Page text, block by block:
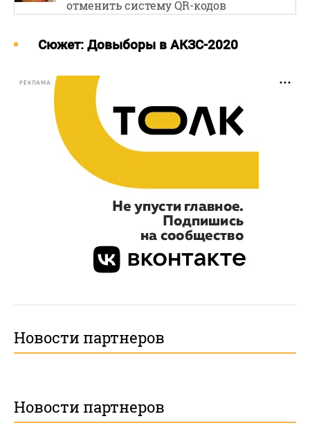
отменить систему QR-кодов
Cюжет: Довыборы в АКЗС-2020
РЕКЛАМА
Новости партнеров
Новости партнеров